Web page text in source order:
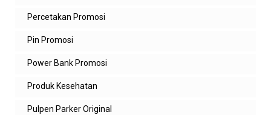
Percetakan Promosi
Pin Promosi
Power Bank Promosi
Produk Kesehatan
Pulpen Parker Original